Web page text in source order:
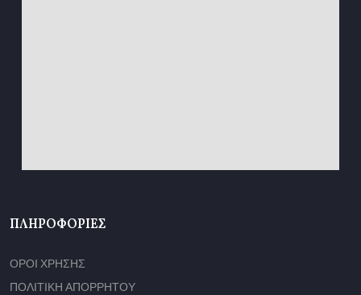
ΠΛΗΡΟΦΟΡΊΕΣ
ΟΡΟΙ ΧΡΗΣΗΣ
ΠΟΛΙΤΙΚΗ ΑΠΟΡΡΗΤΟΥ